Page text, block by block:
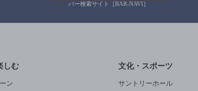
バー検索サイト［BAR-NAVI］
しむ
ン
文化・スポーツ
サントリーホール